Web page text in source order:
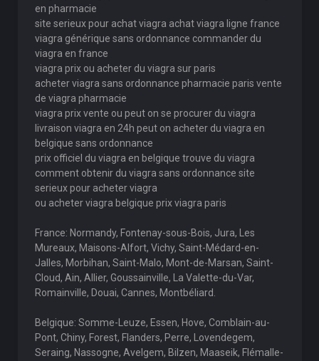
en pharmacie
site serieux pour achat viagra achat viagra ligne france
viagra générique sans ordonnance commander du
viagra en france
viagra prix ou acheter du viagra sur paris
acheter viagra sans ordonnance pharmacie paris vente
de viagra pharmacie
viagra prix vente ou peut on se procurer du viagra
livraison viagra en 24h peut on acheter du viagra en
belgique sans ordonnance
prix officiel du viagra en belgique trouve du viagra
comment obtenir du viagra sans ordonnance site
serieux pour acheter viagra
ou acheter viagra belgique prix viagra paris
France: Normandy, Fontenay-sous-Bois, Jura, Les
Mureaux, Maisons-Alfort, Vichy, Saint-Médard-en-
Jalles, Morbihan, Saint-Malo, Mont-de-Marsan, Saint-
Cloud, Ain, Allier, Goussainville, La Valette-du-Var,
Romainville, Douai, Cannes, Montbéliard.
Belgique: Somme-Leuze, Essen, Hove, Comblain-au-
Pont, Chiny, Forest, Flanders, Perre, Lovendegem,
Seraing, Nassogne, Avelgem, Bilzen, Maaseik, Flémalle-